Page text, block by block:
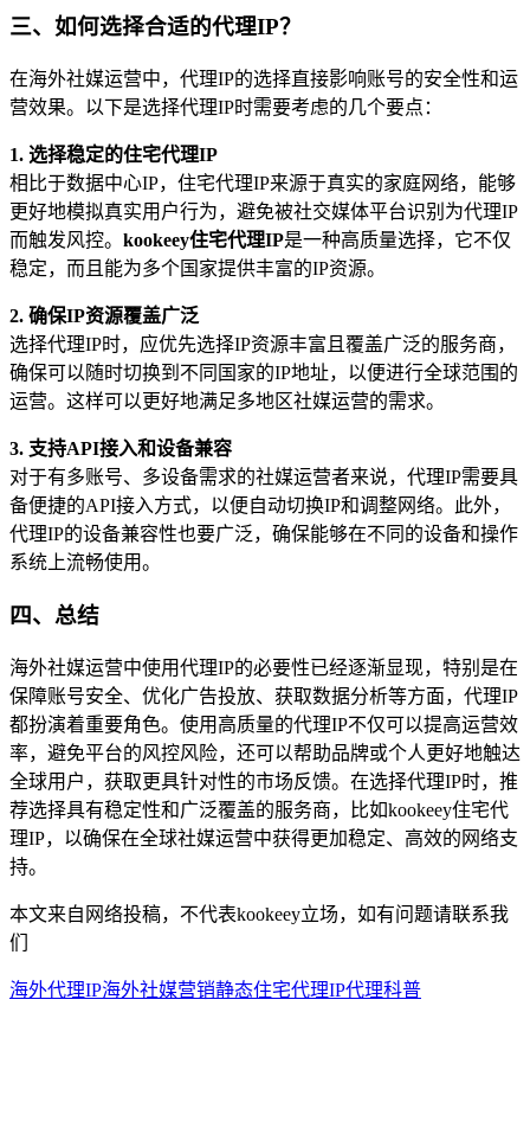
三、如何选择合适的代理IP？
在海外社媒运营中，代理IP的选择直接影响账号的安全性和运
营效果。以下是选择代理IP时需要考虑的几个要点：
1. 选择稳定的住宅代理IP
相比于数据中心IP，住宅代理IP来源于真实的家庭网络，能够
更好地模拟真实用户行为，避免被社交媒体平台识别为代理IP
而触发风控。 kookeey住宅代理IP是一种高质量选择，它不仅
稳定，而且能为多个国家提供丰富的IP资源。
2. 确保IP资源覆盖广泛
选择代理IP时，应优先选择IP资源丰富且覆盖广泛的服务商，
确保可以随时切换到不同国家的IP地址，以便进行全球范围的
运营。这样可以更好地满足多地区社媒运营的需求。
3. 支持API接入和设备兼容
对于有多账号、多设备需求的社媒运营者来说，代理IP需要具
备便捷的API接入方式，以便自动切换IP和调整网络。此外，
代理IP的设备兼容性也要广泛，确保能够在不同的设备和操作
系统上流畅使用。
四、总结
海外社媒运营中使用代理IP的必要性已经逐渐显现，特别是在
保障账号安全、优化广告投放、获取数据分析等方面，代理IP
都扮演着重要角色。使用高质量的代理IP不仅可以提高运营效
率，避免平台的风控风险，还可以帮助品牌或个人更好地触达
全球用户，获取更具针对性的市场反馈。在选择代理IP时，推
荐选择具有稳定性和广泛覆盖的服务商，比如kookeey住宅代
理IP，以确保在全球社媒运营中获得更加稳定、高效的网络支
持。
本文来自网络投稿，不代表kookeey立场，如有问题请联系我
们
海外代理IP海外社媒营销静态住宅代理IP代理科普